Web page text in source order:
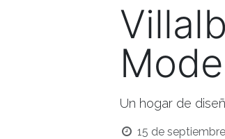
Un hogar de
15 de